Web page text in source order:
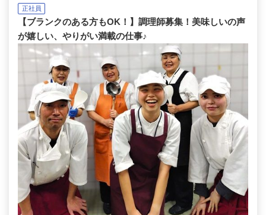
正社員
【ブランクのある方もOK！】調理師募集！美味しいの声
が嬉しい、やりがい満載の仕事♪